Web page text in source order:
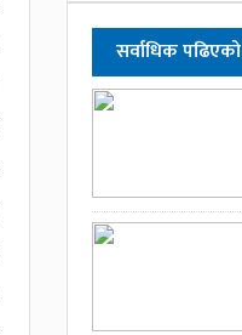
सर्वाधिक पढिएको